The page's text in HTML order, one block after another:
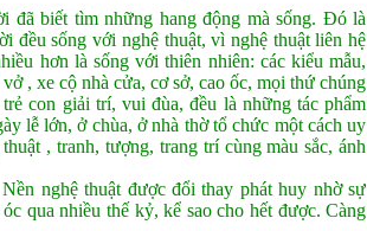
đã biết tìm những hang động mà sống. Đó là
đều sống với nghệ thuật, vì nghệ thuật liên hệ
hơn là sống với thiên nhiên: các kiểu mẫu,
, xe cộ nhà cửa, cơ sở, cao ốc, mọi thứ chúng
con giải trí, vui đùa, đều là những tác phẩm
lễ lớn, ở chùa, ở nhà thờ tổ chức một cách uy
, tranh, tượng, trang trí cùng màu sắc, ánh
nghệ thuật được đổi thay phát huy nhờ sự
qua nhiều thế kỷ, kể sao cho hết được. Càng